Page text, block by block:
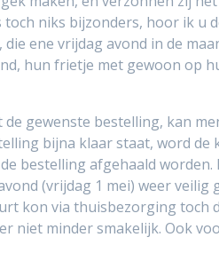
niks bijzonders, hoor ik u
ene vrijdag avond in de
hun frietje met gewoon op
gewenste bestelling, kan
bijna klaar staat, word
bestelling afgehaald
(vrijdag 1 mei) weer
kon via thuisbezorging toch
minder smakelijk. Ook